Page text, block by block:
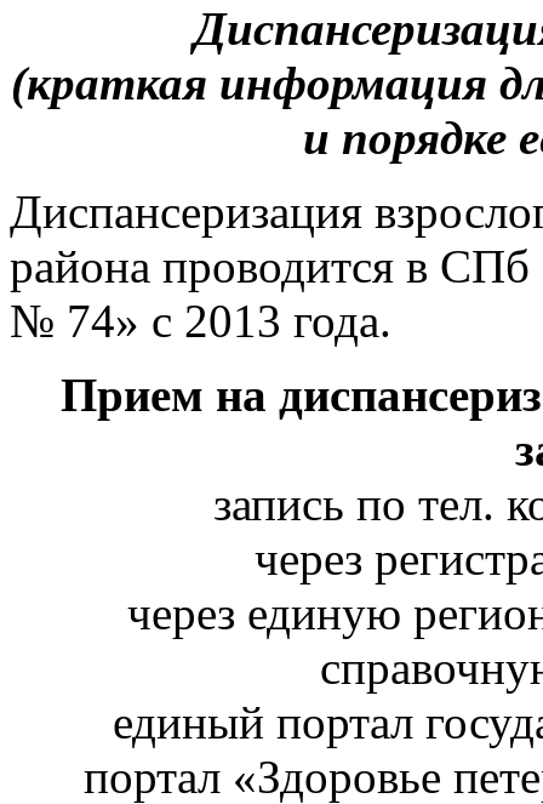
(краткая информация
и порядке
Диспансеризация
района проводится в
№ 74» с 2013 года.
Прием на
запись по тел.
через
через единую
единый портал
портал «Здоровье